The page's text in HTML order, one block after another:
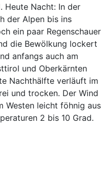
Heute Nacht: In der
der Alpen bis ins
ein paar Regenschauer
die Bewölkung lockert
anfangs auch am
und Oberkärnten
Nachthälfte verläuft im
und trocken. Der Wind
Westen leicht föhnig aus
2 bis 10 Grad.